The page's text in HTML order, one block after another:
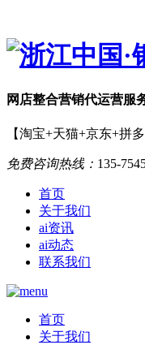
网店整合营销代运营服
【淘宝+天猫+京东+拼
免费咨询热线： 135-
首页
关于我们
ai资讯
ai动态
联系我们
首页
关于我们